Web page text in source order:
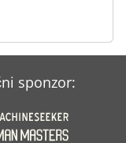
sponzor: